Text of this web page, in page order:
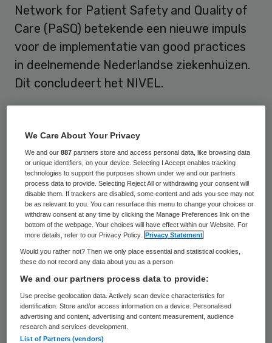
Network for Patient Safety and Quality of
Care (PaSQ) betekende een nieuwe impuls
voor de implementatie van good practices
in deelnemende Nederlandse ziekenhuizen.
Dit concludeert het NIVEL.
deelgenomen aan PaSQ, met steun van het
Nederlandse PaSQ-team – bestaande uit
het NIVEL en CBO. De ziekenhuizen in
kwestie hebben ernaar gestreefd één of
meer good practices in Medicatie
Verificatie, Paediatric Early Warning Scores
en Handhygiëne te implementeren en
borgen. Deelname aan dit netwerk bood de
mogelijkheid Nederlandse kennis en good
practices te presenteren en daarnaast te
leren van de kennis en ervaringen uit
andere landen. De algemene doelstelling van
We Care About Your Privacy
We and our887 partners store and access personal data, like browsing data
or unique identifiers, on your device. Selecting I Accept enables tracking
technologies to support the purposes shown under we and our partners
process data to provide. Selecting Reject All or withdrawing your consent will
disable them. If trackers are disabled, some content and ads you see may not
be as relevant to you. You can resurface this menu to change your choices or
withdraw consent at any time by clicking the Manage Preferences link on the
bottom of the webpage. Your choices will have effect within our Website. For
more details, refer to our Privacy Policy.
Privacy Statement
Would you rather not? Then we only place essential and statistical cookies,
these do not record any data about you as a person
We and our partners process data to provide:
Use precise geolocation data. Actively scan device characteristics for
identification. Store and/or access information on a device. Personalised
advertising and content, advertising and content measurement, audience
research and services development.
List of Partners (vendors)